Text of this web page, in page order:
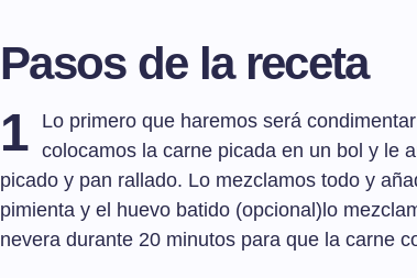
Pasos de la receta
1
Lo primero que haremos será
colocamos la carne picada en un bol y le
picado y pan rallado. Lo mezclamos todo y
pimienta y el huevo batido (opcional)lo
nevera durante 20 minutos para que la carne